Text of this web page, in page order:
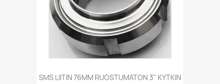
SMS LIITIN 76MM RUOSTUMATON 3" KYTKIN